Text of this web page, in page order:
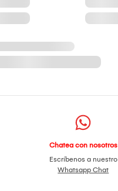
Chatea con nosotros
Escríbenos a nuestro
Whatsapp Chat